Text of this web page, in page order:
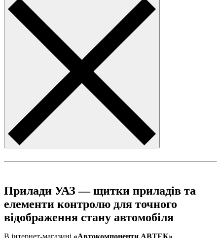
Прилади УАЗ — щитки приладів та
елементи контролю для точного
відображення стану автомобіля